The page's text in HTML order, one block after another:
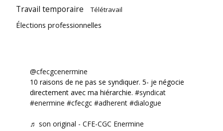
Travail temporaire Télétravail
Élections professionnelles
@cfecgcenermine
10 raisons de ne pas se syndiquer. 5- je négocie
directement avec ma hiérarchie. #syndicat
#enermine #cfecgc #adherent #dialogue
♬ son original - CFE-CGC Enermine